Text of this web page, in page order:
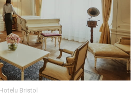
Bristol